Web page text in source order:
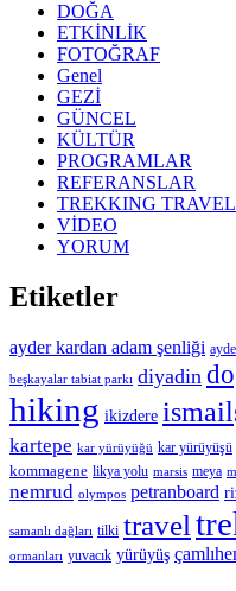
DOĞA
ETKİNLİK
FOTOĞRAF
Genel
GEZİ
GÜNCEL
KÜLTÜR
PROGRAMLAR
REFERANSLAR
TREKKING TRAVEL
VİDEO
YORUM
Etiketler
ayder kardan adam şenliği
beşkayalar tabiat parkı diyadin
hiking ikizdere
kartepe kar yürüyüğü kar yürüyüşü
kommagene likya yolu marsis meya
nemrud olympos petranboard
samanlı dağları tilki travel
ormanları yuvacık yürüyüş